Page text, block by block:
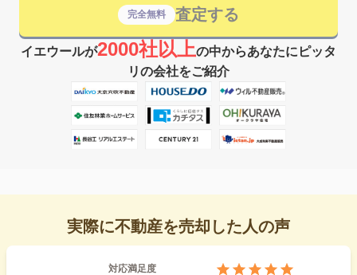
完全無料 査定する
イエウールが2000社以上の中からあなたにピッタ
リの会社をご紹介
実際に不動産を売却した人の声
対応満足度